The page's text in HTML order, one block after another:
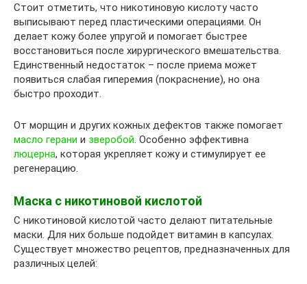
Стоит отметить, что никотиновую кислоту часто
выписывают перед пластическими операциями. Он
делает кожу более упругой и помогает быстрее
восстановиться после хирургического вмешательства.
Единственный недостаток – после приема может
появиться слабая гиперемия (покраснение), но она
быстро проходит.
От морщин и других кожных дефектов также помогает
масло герани и зверобой. Особенно эффективна
люцерна, которая укрепляет кожу и стимулирует ее
регенерацию.
Маска с никотиновой кислотой
С никотиновой кислотой часто делают питательные
маски. Для них больше подойдет витамин в капсулах.
Существует множество рецептов, предназначенных для
различных целей: